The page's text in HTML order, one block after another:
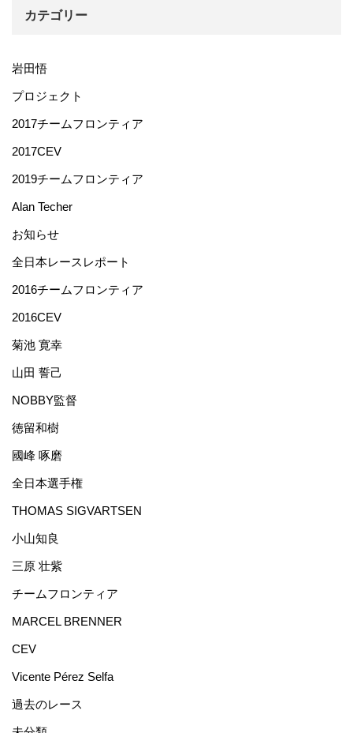
カテゴリー
岩田悟
プロジェクト
2017チームフロンティア
2017CEV
2019チームフロンティア
Alan Techer
お知らせ
全日本レースレポート
2016チームフロンティア
2016CEV
菊池 寛幸
山田 誓己
NOBBY監督
徳留和樹
國峰 啄磨
全日本選手権
THOMAS SIGVARTSEN
小山知良
三原 壮紫
チームフロンティア
MARCEL BRENNER
CEV
Vicente Pérez Selfa
過去のレース